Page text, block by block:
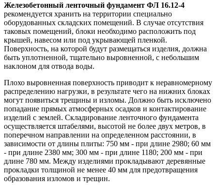
Железобетонный ленточный фундамент ФЛ 16.12-4
рекомендуется хранить на территории специально
оборудованных складских помещений. В случае отсутствия
таковых помещений, блоки необходимо расположить под
крышей, навесом или под укрывающей пленкой.
Поверхность, на которой будут размещаться изделия, должна
быть уплотненной, тщательно выровненной, с небольшим
наклоном для отвода воды.
Плохо выровненная поверхность приводит к неравномерному
распределению нагрузки, в результате чего на нижних блоках
могут появиться трещины и изломы. Должно быть исключено
попадание прямых атмосферных осадков и контактирование
изделий с землей. Складирование ленточного фундамента
осуществляется штабелями, высотой не более двух метров, в
поперечном направлении на определенном расстоянии, в
зависимости от длины плиты: 750 мм - при длине 2980; 60 мм
- при длине 2380 мм; 300 мм - при длине 1180; 200 мм - при
длине 780 мм. Между изделиями прокладывают деревянные
прокладки толщиной не менее 40 мм для предотвращения
образования изломов и трещин.